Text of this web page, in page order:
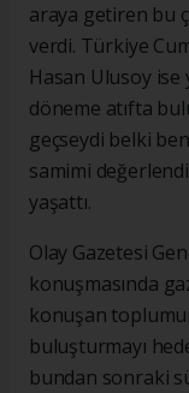
araya getiren bu
verdi. Türkiye
Hasan Ulusoy ise
döneme atıfta
geçseydi belki
samimi
yaşattı.
Olay Gazetesi
konuşmasında
konuşan
buluşturmayı
bundan sonraki